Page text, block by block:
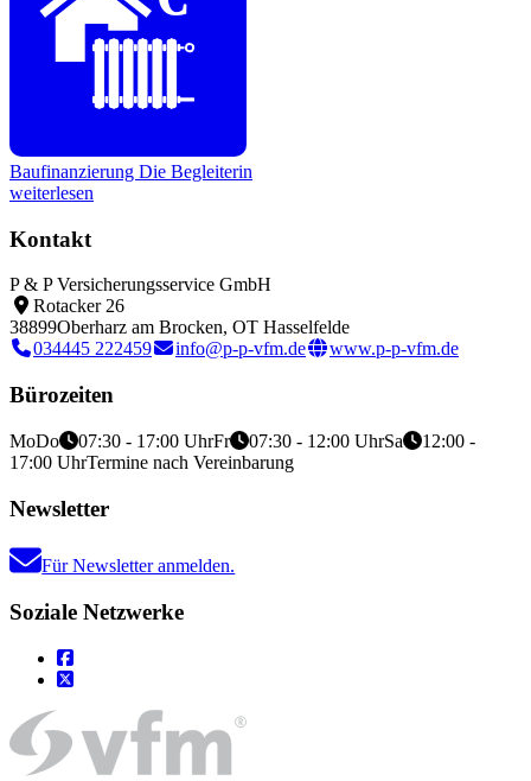
Baufinanzierung Die Begleiterin
weiterlesen
Kontakt
P & P Versicherungsservice GmbH
Rotacker 26
38899Oberharz am Brocken, OT Hasselfelde
034445 222459
info@p-p-vfm.de www.p-p-vfm.de
Bürozeiten
MoDo 07:30 - 17:00 UhrFr 07:30 - 12:00 UhrSa
12:00 -
17:00 UhrTermine nach Vereinbarung
Newsletter
Für Newsletter anmelden.
Soziale Netzwerke